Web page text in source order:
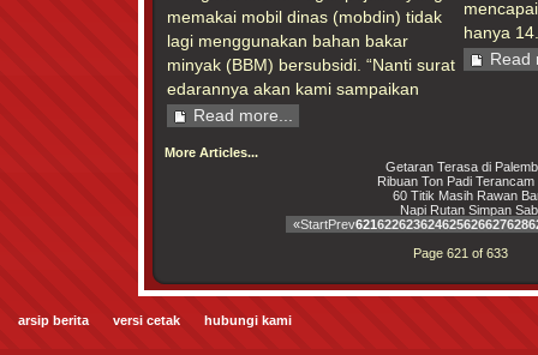
memakai mobil dinas (mobdin) tidak
lagi menggunakan bahan bakar
minyak (BBM) bersubsidi. “Nanti surat
edarannya akan kami sampaikan
Read more...
hanya
Read
More Articles...
Getaran Terasa di
Ribuan Ton Padi
60 Titik Masih Rawan
Napi Rutan Simpan
«StartPrev621622623624625626627628
Page 621 of 633
arsip berita versi cetak hubungi kami